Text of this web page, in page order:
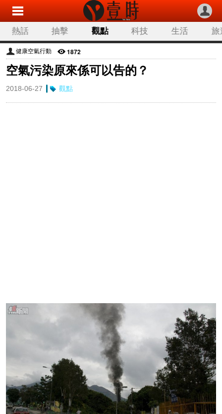
熱話 抽擊 觀點 科技 生活 旅
健康空氣行動 1872
空氣污染原來係可以告的？
2018-06-27 觀點